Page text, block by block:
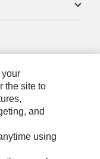
the site to
and
using